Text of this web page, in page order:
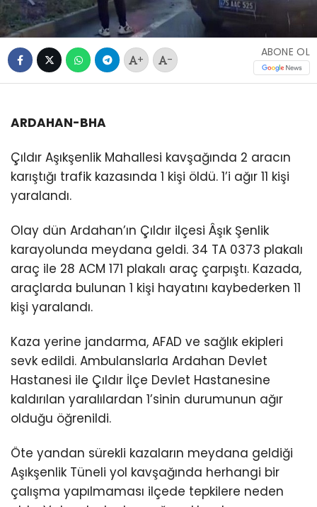
+ -
ABONE OL
ARDAHAN-BHA
Çıldır Aşıkşenlik Mahallesi kavşağında 2 aracın
karıştığı trafik kazasında 1 kişi öldü. 1’i ağır 11 kişi
yaralandı.
Olay dün Ardahan’ın Çıldır ilçesi Âşık Şenlik
karayolunda meydana geldi. 34 TA 0373 plakalı
araç ile 28 ACM 171 plakalı araç çarpıştı. Kazada,
araçlarda bulunan 1 kişi hayatını kaybederken 11
kişi yaralandı.
Kaza yerine jandarma, AFAD ve sağlık ekipleri
sevk edildi. Ambulanslarla Ardahan Devlet
Hastanesi ile Çıldır İlçe Devlet Hastanesine
kaldırılan yaralılardan 1’sinin durumunun ağır
olduğu öğrenildi.
Öte yandan sürekli kazaların meydana geldiği
Aşıkşenlik Tüneli yol kavşağında herhangi bir
çalışma yapılmaması ilçede tepkilere neden